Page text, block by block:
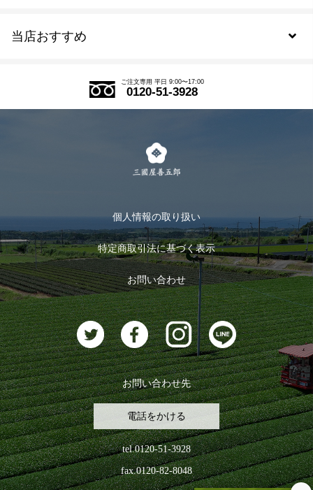
当店おすすめ
式部の香りシリーズ
お茶のギフト
おすすめのお茶
お茶に合うスイーツ
会員規約について
ログイン
ログアウト
ご注文専用 平日 9:00〜17:00
0120-51-3928
個人情報の取り扱い
特定商取引法に基づく表示
お問い合わせ
お問い合わせ先
電話をかける
tel.0120-51-3928
fax.0120-82-8048